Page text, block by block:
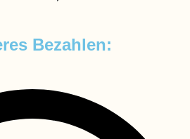
Bezahlen: